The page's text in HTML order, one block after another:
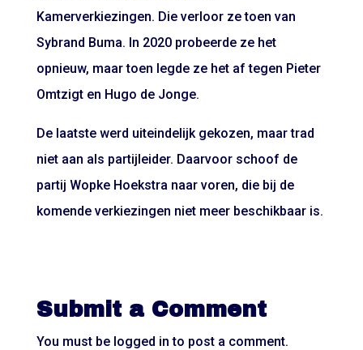
Kamerverkiezingen. Die verloor ze toen van
Sybrand Buma. In 2020 probeerde ze het
opnieuw, maar toen legde ze het af tegen Pieter
Omtzigt en Hugo de Jonge.
De laatste werd uiteindelijk gekozen, maar trad
niet aan als partijleider. Daarvoor schoof de
partij Wopke Hoekstra naar voren, die bij de
komende verkiezingen niet meer beschikbaar is.
Submit a Comment
You must be logged in to post a comment.